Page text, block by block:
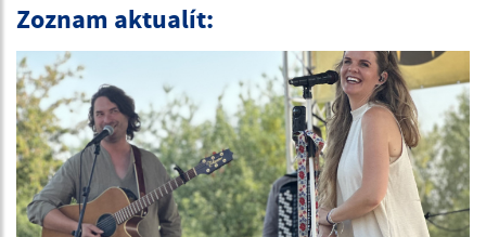
Zoznam aktualít: